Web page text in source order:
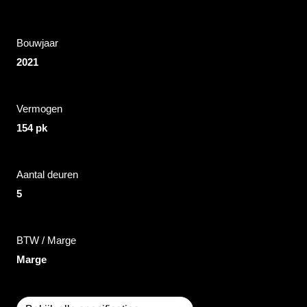
Bouwjaar
2021
Vermogen
154 pk
Aantal deuren
5
BTW / Marge
Marge